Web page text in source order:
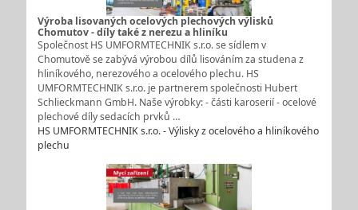
Výroba lisovaných ocelových plechových výlisků
Chomutov - díly také z nerezu a hliníku
Společnost HS UMFORMTECHNIK s.r.o. se sídlem v
Chomutově se zabývá výrobou dílů lisováním za studena z
hliníkového, nerezového a ocelového plechu. HS
UMFORMTECHNIK s.r.o. je partnerem společnosti Hubert
Schlieckmann GmbH. Naše výrobky: - části karoserií - ocelové
plechové díly sedacích prvků …
HS UMFORMTECHNIK s.r.o. - Výlisky z ocelového a hliníkového
plechu